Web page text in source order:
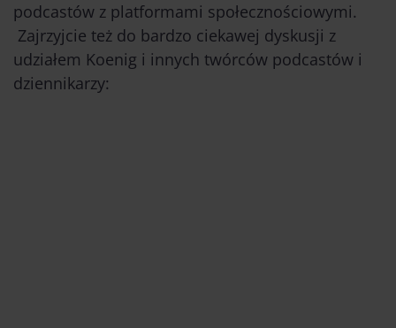
podcastów z platformami społecznościowymi.
Zajrzyjcie też do bardzo ciekawej dyskusji z
udziałem Koenig i innych twórców podcastów i
dziennikarzy: